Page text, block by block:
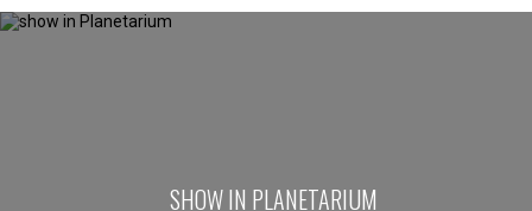
SHOW IN PLANETARIUM